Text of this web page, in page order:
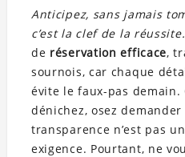
Anticipez, sans jamais
c’est la clef de la réussite.
de réservation efficace,
sournois, car chaque
évite le faux-pas demain.
dénichez, osez
transparence n’est pas
exigence. Pourtant, ne